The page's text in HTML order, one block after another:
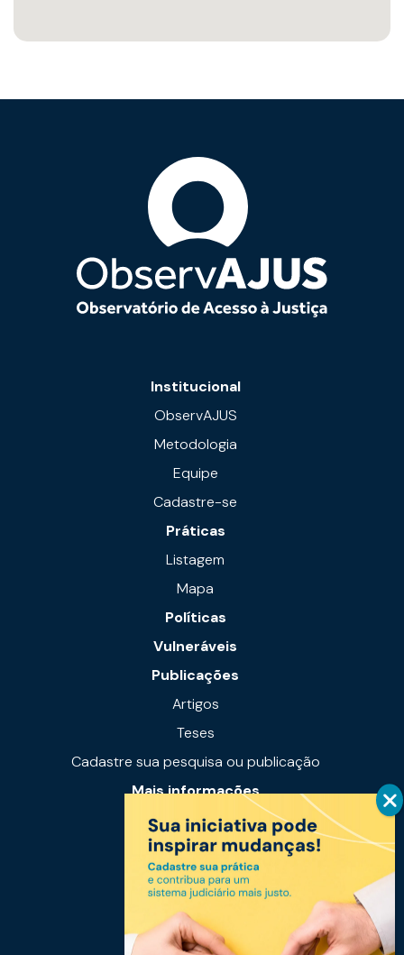
Institucional
ObservAJUS
Metodologia
Equipe
Cadastre-se
Práticas
Listagem
Mapa
Políticas
Vulneráveis
Publicações
Artigos
Teses
Cadastre sua pesquisa ou publicação
Mais informações
Notícias
Links úteis
Fale conosco